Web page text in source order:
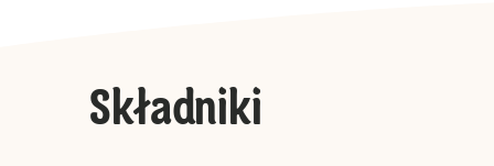
Składniki